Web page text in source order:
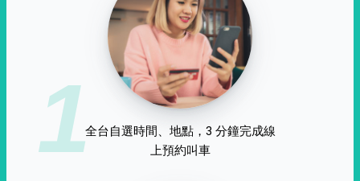
1全台自選時間、地點，3 分鐘完成線
上預約叫車